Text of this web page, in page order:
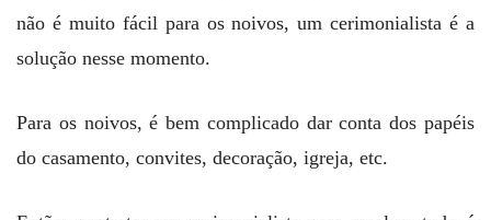
não é muito fácil para os noivos, um cerimonialista é a
solução nesse momento.
Para os noivos, é bem complicado dar conta dos papéis
do casamento, convites, decoração, igreja, etc.